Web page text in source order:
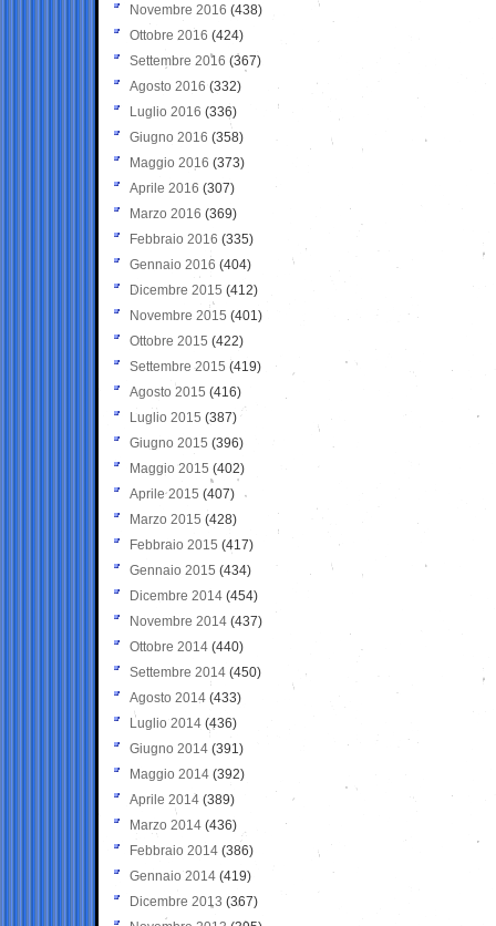
Novembre 2016 (438)
Ottobre 2016 (424)
Settembre 2016 (367)
Agosto 2016 (332)
Luglio 2016 (336)
Giugno 2016 (358)
Maggio 2016 (373)
Aprile 2016 (307)
Marzo 2016 (369)
Febbraio 2016 (335)
Gennaio 2016 (404)
Dicembre 2015 (412)
Novembre 2015 (401)
Ottobre 2015 (422)
Settembre 2015 (419)
Agosto 2015 (416)
Luglio 2015 (387)
Giugno 2015 (396)
Maggio 2015 (402)
Aprile 2015 (407)
Marzo 2015 (428)
Febbraio 2015 (417)
Gennaio 2015 (434)
Dicembre 2014 (454)
Novembre 2014 (437)
Ottobre 2014 (440)
Settembre 2014 (450)
Agosto 2014 (433)
Luglio 2014 (436)
Giugno 2014 (391)
Maggio 2014 (392)
Aprile 2014 (389)
Marzo 2014 (436)
Febbraio 2014 (386)
Gennaio 2014 (419)
Dicembre 2013 (367)